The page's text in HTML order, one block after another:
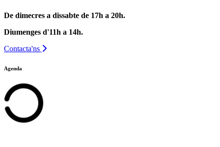
De dimecres a dissabte de 17h a 20h.
Diumenges d'11h a 14h.
Contacta'ns
Agenda